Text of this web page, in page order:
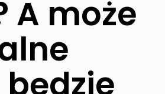
A może
będzie